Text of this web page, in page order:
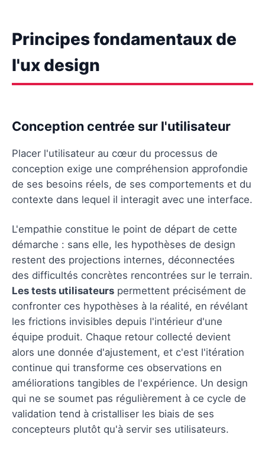
Principes fondamentaux de
l'ux design
Conception centrée sur l'utilisateur
Placer l'utilisateur au cœur du processus de
conception exige une compréhension approfondie
de ses besoins réels, de ses comportements et du
contexte dans lequel il interagit avec une interface.
L'empathie constitue le point de départ de cette
démarche : sans elle, les hypothèses de design
restent des projections internes, déconnectées
des difficultés concrètes rencontrées sur le terrain.
Les tests utilisateurs permettent précisément de
confronter ces hypothèses à la réalité, en révélant
les frictions invisibles depuis l'intérieur d'une
équipe produit. Chaque retour collecté devient
alors une donnée d'ajustement, et c'est l'itération
continue qui transforme ces observations en
améliorations tangibles de l'expérience. Un design
qui ne se soumet pas régulièrement à ce cycle de
validation tend à cristalliser les biais de ses
concepteurs plutôt qu'à servir ses utilisateurs.